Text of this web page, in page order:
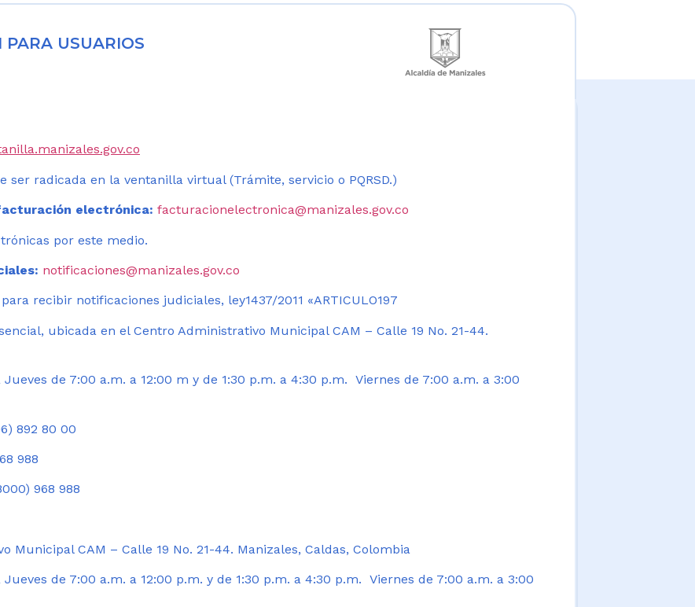
USUARIOS
radicada en la ventanilla virtual (Trámite, servicio o PQRSD.)
electrónica: facturacionelectronica@manizales.gov.co
por este medio.
notificaciones@manizales.gov.co
recibir notificaciones judiciales, ley1437/2011 «ARTICULO197
ubicada en el Centro Administrativo Municipal CAM – Calle 19 No. 21-44.
Jueves de 7:00 a.m. a 12:00 m y de 1:30 p.m. a 4:30 p.m. Viernes de 7:00 a.m. a 3:00
892 80 00
988
968 988
Municipal CAM – Calle 19 No. 21-44. Manizales, Caldas, Colombia
de 7:00 a.m. a 12:00 p.m. y de 1:30 p.m. a 4:30 p.m. Viernes de 7:00 a.m. a 3:00